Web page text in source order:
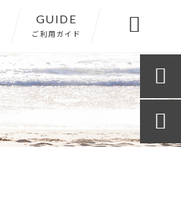
GUIDE
ご利用ガイド 

